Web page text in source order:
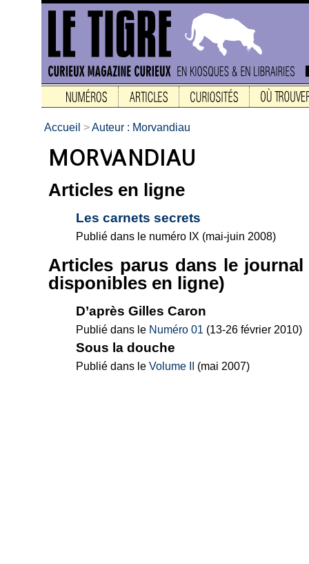
Accueil >Auteur : Morvandiau
Articles en ligne
Les carnets secrets
Publié dans le numéro IX (mai-juin 2008)
Articles parus dans le
disponibles en ligne)
D’après Gilles Caron
Publié dans le Numéro 01 (13-26 février 2010)
Sous la douche
Publié dans le Volume II (mai 2007)